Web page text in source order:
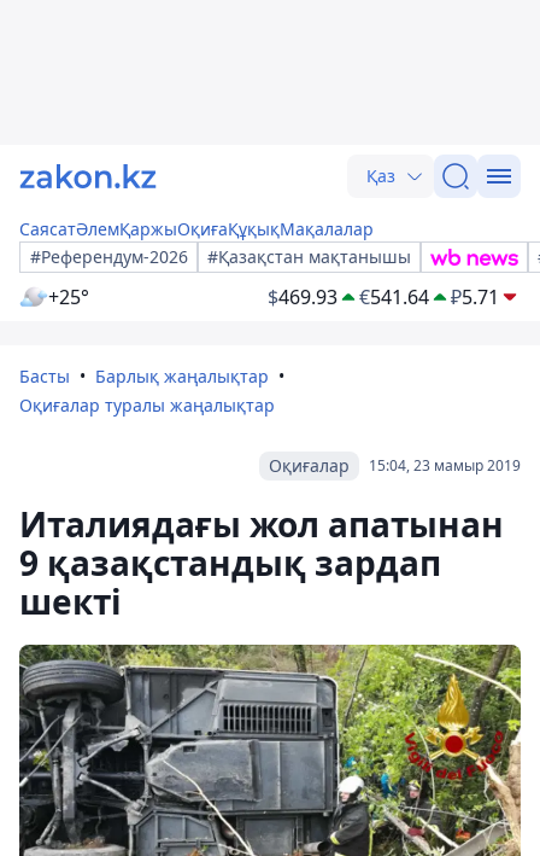
Қаз
СаясатӘлемҚаржыОқиғаҚұқықМақалалар
#Референдум-2026
#Қазақстан мақтанышы
+25° $469.93 €541.64 ₽5.71
Басты
Барлық жаңалықтар
Оқиғалар туралы жаңалықтар
15:04, 23 мамыр 2019
Оқиғалар
Италиядағы жол апатынан
9 қазақстандық зардап
шекті